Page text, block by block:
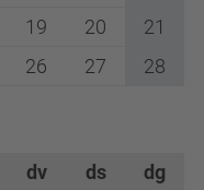
19 20
21
26 27 28
dv ds
dg